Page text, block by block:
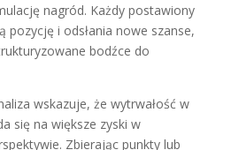
nagród. Każdy postawiony
pozycję i odsłania nowe szanse,
bodźce do
wskazuje, że wytrwałość w
się na większe zyski w
Zbierając punkty lub